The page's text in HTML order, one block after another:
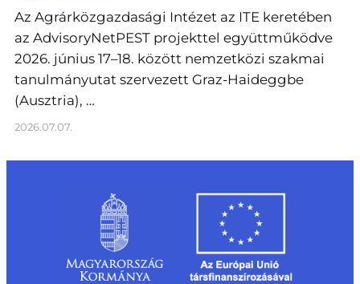
Az Agrárközgazdasági Intézet az ITE keretében
az AdvisoryNetPEST projekttel együttműködve
2026. június 17–18. között nemzetközi szakmai
tanulmányutat szervezett Graz-Haideggbe
(Ausztria), …
2026.07.07.